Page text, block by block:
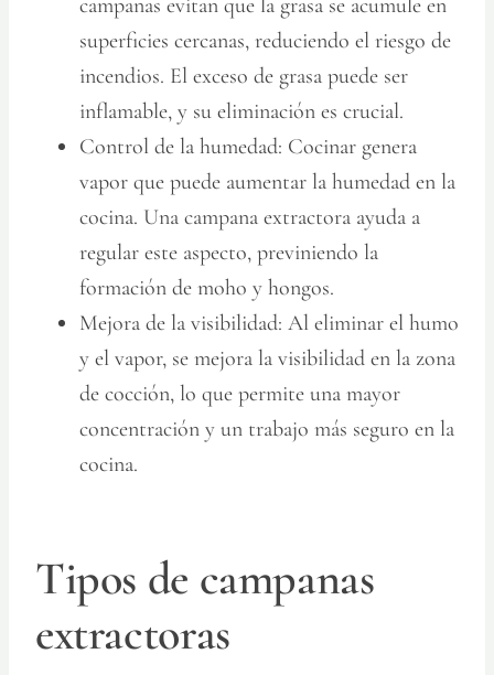
campanas evitan que la grasa se acumule en
superficies cercanas, reduciendo el riesgo de
incendios. El exceso de grasa puede ser
inflamable, y su eliminación es crucial.
Control de la humedad: Cocinar genera
vapor que puede aumentar la humedad en la
cocina. Una campana extractora ayuda a
regular este aspecto, previniendo la
formación de moho y hongos.
Mejora de la visibilidad: Al eliminar el humo
y el vapor, se mejora la visibilidad en la zona
de cocción, lo que permite una mayor
concentración y un trabajo más seguro en la
cocina.
Tipos de campanas
extractoras